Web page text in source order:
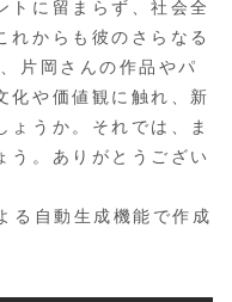
トに留まらず、社会全
れからも彼のさらなる
片岡さんの作品やパ
化や価値観に触れ、新
ょうか。それでは、ま
う。ありがとうござい
る自動生成機能で作成